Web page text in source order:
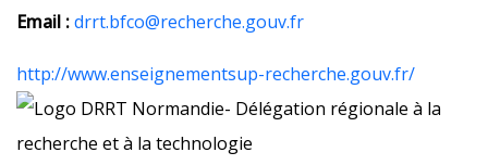
Email :drrt.bfco@recherche.gouv.fr
http://www.enseignementsup-recherche.gouv.fr/